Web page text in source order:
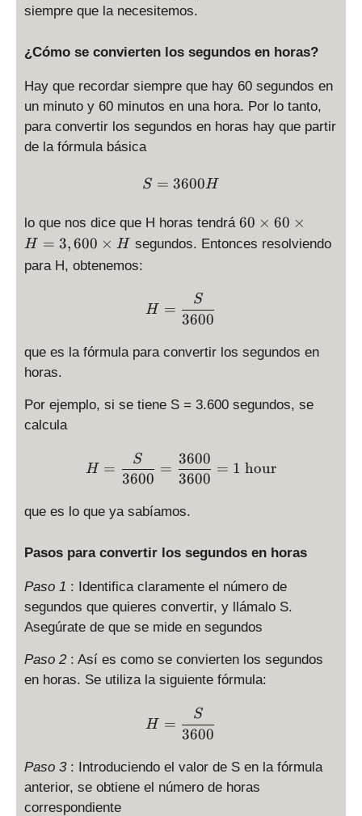
siempre que la necesitemos.
¿Cómo se convierten los segundos en horas?
Hay que recordar siempre que hay 60 segundos en
un minuto y 60 minutos en una hora. Por lo tanto,
para convertir los segundos en horas hay que partir
de la fórmula básica
S = 3600 H
S = 3600H
lo que nos dice que H horas tendrá 6
0
0
\
m
es
3,
ti
es
H
60 × 60 ×
H = 3,600 × H segundos. Entonces resolviendo
para H, obtenemos:
H = \displaystyle
H =
3600
S
que es la fórmula para convertir los segundos en
horas.
Por ejemplo, si se tiene S = 3.600 segundos, se
calcula
H = \displaystyle
H =
3600
S
=
3600
3600
= 1 hour
que es lo que ya sabíamos.
Pasos para convertir los segundos en horas
Paso 1 : Identifica claramente el número de
segundos que quieres convertir, y llámalo S.
Asegúrate de que se mide en segundos
Paso 2 : Así es como se convierten los segundos
en horas. Se utiliza la siguiente fórmula:
H = \displaystyle
H =
3600
S
Paso 3 : Introduciendo el valor de S en la fórmula
anterior, se obtiene el número de horas
correspondiente